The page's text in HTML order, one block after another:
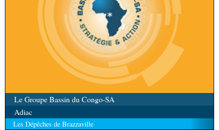
Le Groupe Bassin du Congo-SA
Adiac
Les Dépêches de Brazzaville